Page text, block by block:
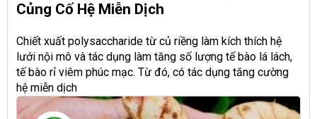
Củng Cố Hệ Miễn Dịch
Chiết xuất polysaccharide từ củ riềng làm kích thích hệ
lưới nội mô và tác dụng làm tăng số lượng tế bào lá lách,
tế bào rỉ viêm phúc mạc. Từ đó, có tác dụng tăng cường
hệ miễn dịch